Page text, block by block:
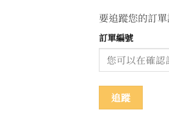
要追蹤您的訂
訂單編號
追蹤